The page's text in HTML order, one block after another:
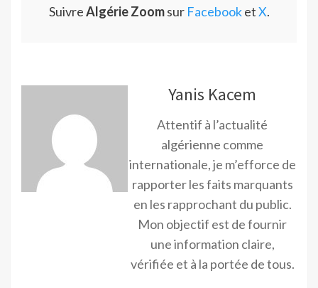
SuivreAlgérie Zoomsur FacebooketX.
Yanis Kacem
Attentif à l’actualité
algérienne comme
internationale, je m’efforce de
rapporter les faits marquants
en les rapprochant du public.
Mon objectif est de fournir
une information claire,
vérifiée et à la portée de tous.